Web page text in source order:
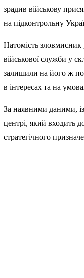
зрадив військову
на підконтрольну
Натомість
військової служби у
залишили на його ж
в інтересах та на
За наявними даними,
центрі, який входить
стратегічного